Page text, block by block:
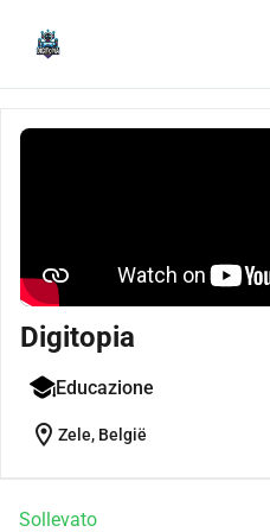
Digitopia
Educazione
location_on Zele, België
Sollevato